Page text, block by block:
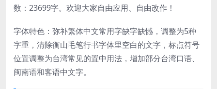
数：23699字。欢迎大家自由应用、自由改作！
字体特色：弥补繁体中文常用字缺字缺憾，调整为5种
字重，清除衡山毛笔行书字体里空白的文字，标点符号
位置调整为台湾常见的置中用法，增加部分台湾口语、
闽南语和客语中文字。